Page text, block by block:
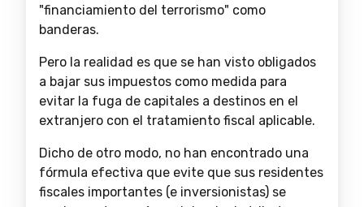
"financiamiento del terrorismo" como
banderas.
Pero la realidad es que se han visto obligados
a bajar sus impuestos como medida para
evitar la fuga de capitales a destinos en el
extranjero con el tratamiento fiscal aplicable.
Dicho de otro modo, no han encontrado una
fórmula efectiva que evite que sus residentes
fiscales importantes (e inversionistas) se